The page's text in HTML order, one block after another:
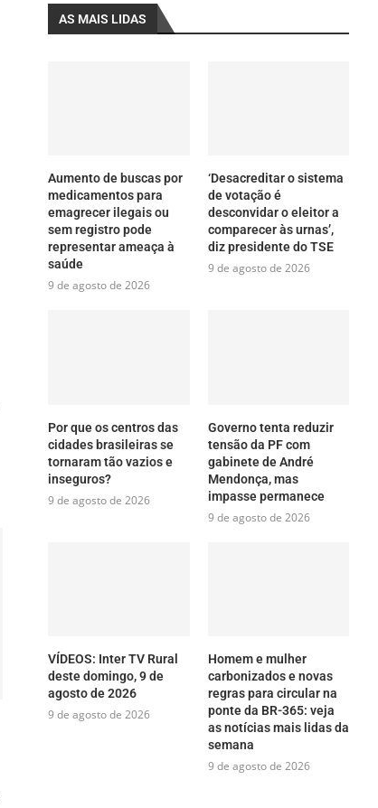
AS MAIS LIDAS
Aumento de buscas por
medicamentos para
emagrecer ilegais ou
sem registro pode
representar ameaça à
saúde
9 de agosto de 2026
‘Desacreditar o sistema
de votação é
desconvidar o eleitor a
comparecer às urnas’,
diz presidente do TSE
9 de agosto de 2026
Por que os centros das
cidades brasileiras se
tornaram tão vazios e
inseguros?
9 de agosto de 2026
Governo tenta reduzir
tensão da PF com
gabinete de André
Mendonça, mas
impasse permanece
9 de agosto de 2026
VÍDEOS: Inter TV Rural
deste domingo, 9 de
agosto de 2026
9 de agosto de 2026
Homem e mulher
carbonizados e novas
regras para circular na
ponte da BR-365: veja
as notícias mais lidas da
semana
9 de agosto de 2026